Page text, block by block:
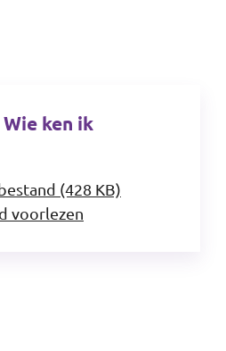
ken ik
(428 KB)
voorlezen